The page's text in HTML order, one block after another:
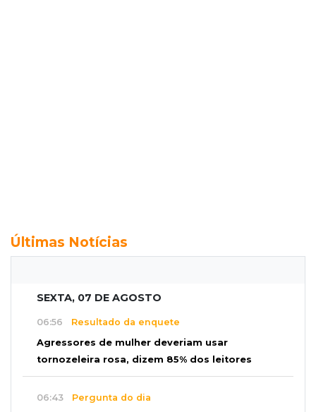
Últimas Notícias
SEXTA, 07 DE AGOSTO
06:56 Resultado da enquete
Agressores de mulher deveriam usar
tornozeleira rosa, dizem 85% dos leitores
06:43 Pergunta do dia